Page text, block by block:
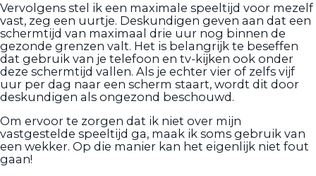
Vervolgens stel ik een maximale speeltijd voor mezelf
vast, zeg een uurtje. Deskundigen geven aan dat een
schermtijd van maximaal drie uur nog binnen de
gezonde grenzen valt. Het is belangrijk te beseffen
dat gebruik van je telefoon en tv-kijken ook onder
deze schermtijd vallen. Als je echter vier of zelfs vijf
uur per dag naar een scherm staart, wordt dit door
deskundigen als ongezond beschouwd.
Om ervoor te zorgen dat ik niet over mijn
vastgestelde speeltijd ga, maak ik soms gebruik van
een wekker. Op die manier kan het eigenlijk niet fout
gaan!